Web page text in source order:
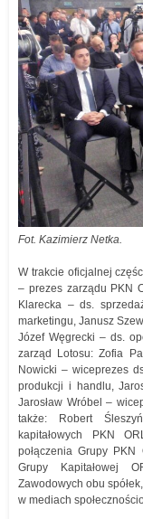
Fot. Kazimierz Netka.
W trakcie oficjalnej
– prezes zarządu PKN
Klarecka – ds.
marketingu, Janusz
Józef Węgrecki – ds.
zarząd Lotosu: Zofia
Nowicki – wiceprezes
produkcji i handlu,
Jarosław Wróbel –
także: Robert
kapitałowych PKN
połączenia Grupy
Grupy Kapitałowej
Zawodowych obu
w mediach